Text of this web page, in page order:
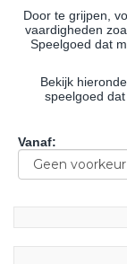
Door te grijpen,
vaardigheden
Speelgoed dat
Bekijk
speelgoed
Vanaf: